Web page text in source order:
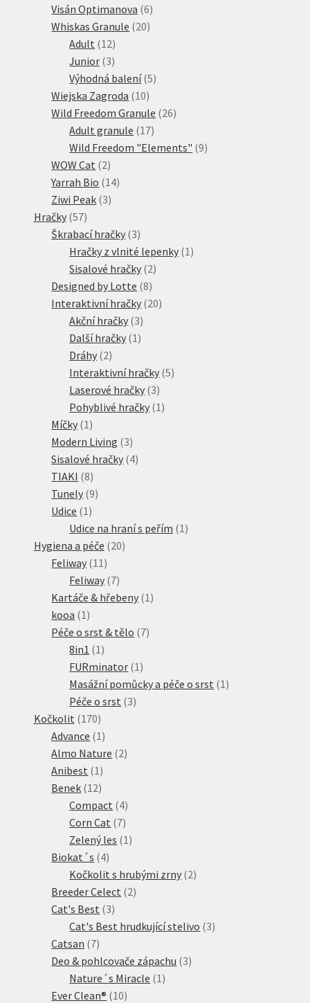
Visán Optimanova 66
produktů
Whiskas Granule 2020
Adult 1212
produktů
Junior 33
produkty
Výhodná balení 55
Wiejska Zagroda 1010
produktů
Wild Freedom Granule 2626
Adult granule 1717
produktů
Wild Freedom "Elements" 99
WOW Cat 22
produkty
Yarrah Bio 1414
Ziwi Peak 33
Hračky 5757
produktů
Škrabací hračky 33
produkty
Hračky z vlnité lepenky 1 1
Sisalové hračky 22
Designed by Lotte 88
produktů
Interaktivní hračky 2020
Akční hračky 33
produkty
Další hračky 1 1
Dráhy 22
produkty
Interaktivní hračky 55
Laserové hračky 33
produkty
Pohyblivé hračky 1 1
Míčky 1 1
produkt
Modern Living 33
produkty
Sisalové hračky 44
TIAKI 88
produktů
Tunely 99
Udice 1 1
produkt
Udice na hraní s peřím 1 1
Hygiena a péče 2020
Feliway 11 11
produktů
Feliway 77
produktů
Kartáče & hřebeny 1 1
kooa 1 1
produkt
Péče o srst & tělo 77
8in1 1 1
produkt
FURminator 1 1
produkt
Masážní pomůcky a péče o srst 1 1
Péče o srst 33
Kočkolit 170170
produktů
Advance 1 1
produkt
Almo Nature 22
Anibest 1 1
produkt
Benek 1212
produktů
Compact 44
produkty
Corn Cat 77
produktů
Zelený les 1 1
Biokat´s 44
produkty
Kočkolit s hrubými zrny 22
Breeder Celect 22
Cat's Best 33
produkty
Cat's Best hrudkující stelivo 33
Catsan 77
produktů
Deo & pohlcovače zápachu 33
Nature´s Miracle 1 1
Ever Clean® 1010